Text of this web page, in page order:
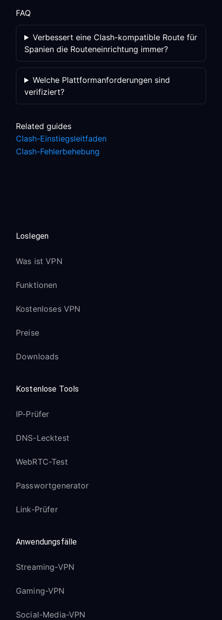
FAQ
Verbessert eine Clash-kompatible Route für
Spanien die Routeneinrichtung immer?
Welche Plattformanforderungen sind
verifiziert?
Related guides
Clash-Einstiegsleitfaden
Clash-Fehlerbehebung
Loslegen
Was ist VPN
Funktionen
Kostenloses VPN
Preise
Downloads
Kostenlose Tools
IP-Prüfer
DNS-Lecktest
WebRTC-Test
Passwortgenerator
Link-Prüfer
Anwendungsfälle
Streaming-VPN
Gaming-VPN
Social-Media-VPN